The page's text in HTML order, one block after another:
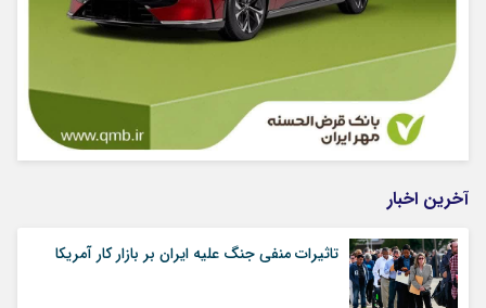
آخرین اخبار
تاثیرات منفی جنگ علیه ایران بر بازار کار آمریکا